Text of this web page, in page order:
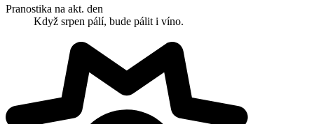
Pranostika na akt. den
Když srpen pálí, bude pálit i víno.